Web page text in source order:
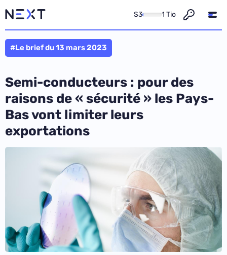
S3 1 Tio
#Le brief du 13 mars 2023
Semi-conducteurs : pour des
raisons de « sécurité » les Pays-
Bas vont limiter leurs
exportations